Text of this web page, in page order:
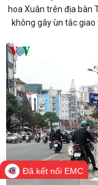
hoa Xuân trên địa bàn
không gây ùn tắc
Đã kết nối EMC